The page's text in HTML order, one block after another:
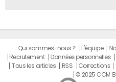
Qui sommes-nous ? L'équipe
Recrutement
Données personnelles
Tous les articles
RSS Corrections
© 2025 CCM